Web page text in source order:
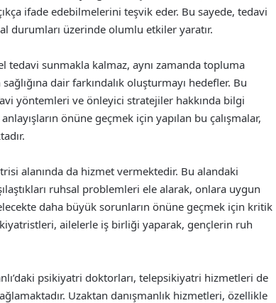
ifade edebilmelerini teşvik eder. Bu sayede, tedavi
durumları üzerinde olumlu etkiler yaratır.
tedavi sunmakla kalmaz, aynı zamanda topluma
dair farkındalık oluşturmayı hedefler. Bu
yöntemleri ve önleyici stratejiler hakkında bilgi
önüne geçmek için yapılan bu çalışmalar,
alanında da hizmet vermektedir. Bu alandaki
ruhsal problemleri ele alarak, onlara uygun
daha büyük sorunların önüne geçmek için kritik
ailelerle iş birliği yaparak, gençlerin ruh
psikiyatri doktorları, telepsikiyatri hizmetleri de
Uzaktan danışmanlık hizmetleri, özellikle